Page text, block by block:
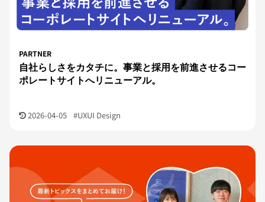
PARTNER
自社らしさをカタチに。事業と採用を前進させるコー
ポレートサイトへリニューアル。
2026-04-05 #UXUI Design